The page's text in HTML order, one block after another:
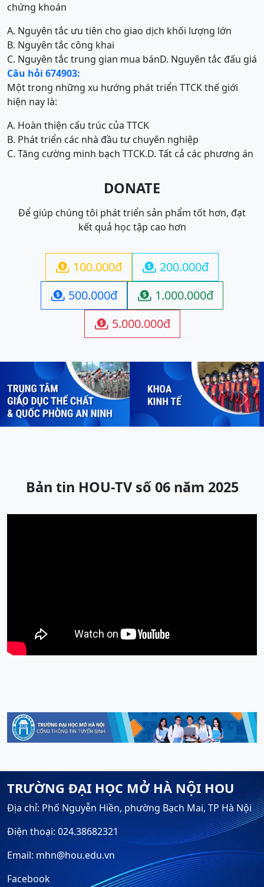
chứng khoán
A. Nguyên tắc ưu tiên cho giao dịch khối lượng lớn
B. Nguyên tắc công khai
C. Nguyên tắc trung gian mua bánD. Nguyên tắc đấu giá
Câu hỏi 674903:
Một trong những xu hướng phát triển TTCK thế giới
hiện nay là:
A. Hoàn thiện cấu trúc của TTCK
B. Phát triển các nhà đầu tư chuyên nghiệp
C. Tăng cường minh bạch TTCK.D. Tất cả các phương án
DONATE
Để giúp chúng tôi phát triển sản phẩm tốt hơn, đạt
kết quả học tập cao hơn
 100.000đ  200.000đ
 500.000đ  1.000.000đ
 5.000.000đ
Previous Next
Bản tin HOU-TV số 06 năm 2025
TRƯỜNG ĐẠI HỌC MỞ HÀ NỘI HOU
Địa chỉ: Phố Nguyễn Hiền, phường Bạch Mai, TP Hà Nội
Điện thoại: 024.38682321
Email: mhn@hou.edu.vn
Facebook